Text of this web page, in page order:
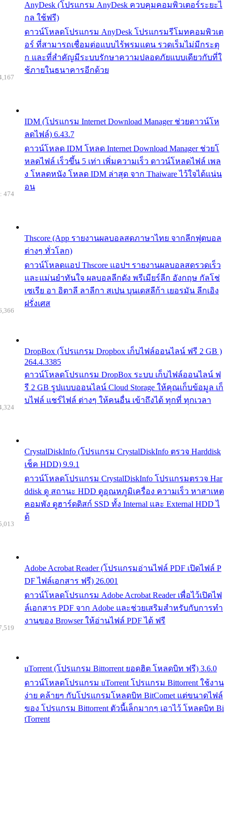
AnyDesk (โปรแกรม AnyDesk ควบคุมคอมพิวเตอร์ระยะไ
กล ใช้ฟรี)
ดาวน์โหลดโปรแกรม AnyDesk โปรแกรมรีโมทคอมพิวเต
อร์ ที่สามารถเชื่อมต่อแบบไร้พรมแดน รวดเร็มไม่มีกระตุ
ก และที่สำคัญมีระบบรักษาความปลอดภัยแบบเดียวกับที่ใ
ช้ภายในธนาคารอีกด้วย
IDM (โปรแกรม Internet Download Manager ช่วยดาวน์โห
ลดไฟล์) 6.43.7
ดาวน์โหลด IDM โหลด Internet Download Manager ช่วยโ
หลดไฟล์ เร็วขึ้น 5 เท่า เพิ่มความเร็ว ดาวน์โหลดไฟล์ เพล
ง โหลดหนัง โหลด IDM ล่าสุด จาก Thaiware ไว้ใจได้แน่น
อน
Thscore (App รายงานผลบอลสดภาษาไทย จากลีกฟุตบอล
ต่างๆ ทั่วโลก)
ดาวน์โหลดแอป Thscore แอปฯ รายงานผลบอลสดรวดเร็ว
และแม่นยำทันใจ ผลบอลลีกดัง พรีเมียร์ลีก อังกฤษ กัลโช่
เซเรีย อา อิตาลี ลาลีกา สเปน บุนเดสลีก้า เยอรมัน ลีกเอิง
ฝรั่งเศส
474
DropBox (โปรแกรม Dropbox เก็บไฟล์ออนไลน์ ฟรี 2 GB )
264.4.3385
ดาวน์โหลดโปรแกรม DropBox ระบบ เก็บไฟล์ออนไลน์ ฟ
รี 2 GB รูปแบบออนไลน์ Cloud Storage ให้คุณเก็บข้อมูล เก็
บไฟล์ แชร์ไฟล์ ต่างๆ ให้คนอื่น เข้าถึงได้ ทุกที่ ทุกเวลา
CrystalDiskInfo (โปรแกรม CrystalDiskInfo ตรวจ Harddisk
เช็ค HDD) 9.9.1
ดาวน์โหลดโปรแกรม CrystalDiskInfo โปรแกรมตรวจ Har
ddisk ดู สถานะ HDD ดูอุณหภูมิเครื่อง ความเร็ว หาสาเหต
คอมพัง ดูฮาร์ดดิสก์ SSD ทั้ง Internal และ External HDD ไ
ด้
Adobe Acrobat Reader (โปรแกรมอ่านไฟล์ PDF เปิดไฟล์ P
DF ไฟล์เอกสาร ฟรี) 26.001
ดาวน์โหลดโปรแกรม Adobe Acrobat Reader เพื่อไว้เปิดไฟ
ล์เอกสาร PDF จาก Adobe และช่วยเสริมสำหรับกับการทำ
งานของ Browser ให้อ่านไฟล์ PDF ได้ ฟรี
uTorrent (โปรแกรม Bittorrent ยอดฮิต โหลดบิท ฟรี) 3.6.0
ดาวน์โหลดโปรแกรม uTorrent โปรแกรม Bittorrent ใช้งาน
ง่าย คล้ายๆ กับโปรแกรมโหลดบิท BitComet แต่ขนาดไฟล์
ของ โปรแกรม Bittorrent ตัวนี้เล็กมากๆ เอาไว้ โหลดบิท Bi
tTorrent